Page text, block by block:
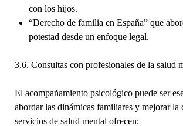
con los hijos.
“Derecho de familia en España” que
potestad desde un enfoque legal.
3.6. Consultas con profesionales de la salud
El acompañamiento psicológico puede ser
abordar las dinámicas familiares y mejorar la
servicios de salud mental ofrecen: